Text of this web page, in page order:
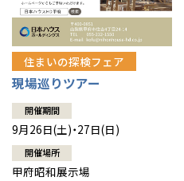
住まいの探検フェア
現場巡りツアー
開催期間
9月26日(土)・27日(日)
開催場所
甲府昭和展示場